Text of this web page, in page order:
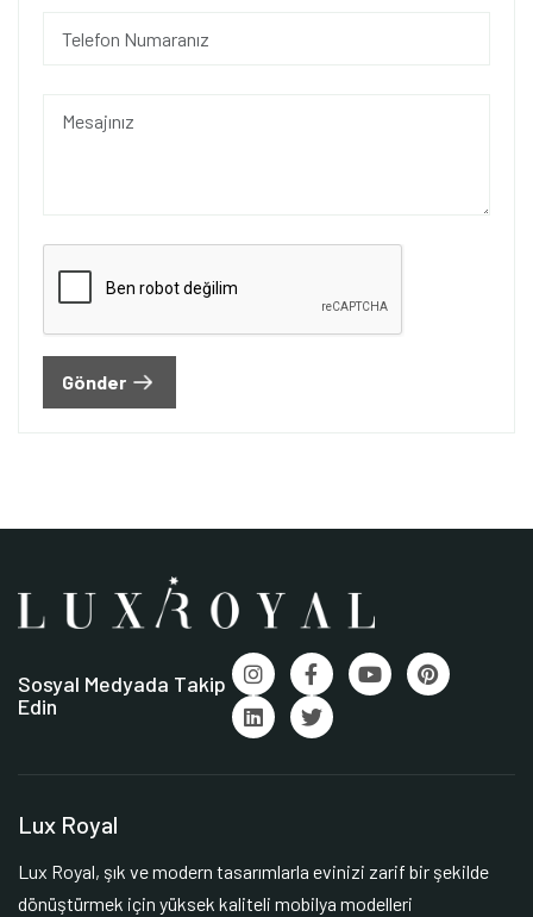
Gönder
Sosyal Medyada Takip
Edin
Lux Royal
Lux Royal, şık ve modern tasarımlarla evinizi zarif bir şekilde
dönüştürmek için yüksek kaliteli mobilya modelleri